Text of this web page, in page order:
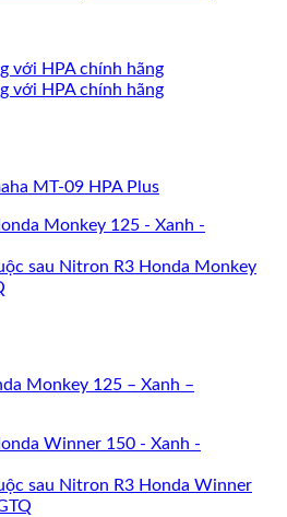
MT-09 HPA Plus
Monkey 125 – Xanh –